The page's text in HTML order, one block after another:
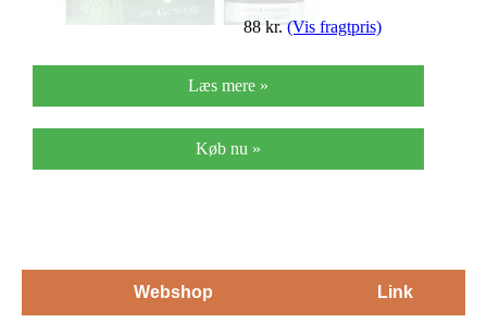
88 kr. (Vis fragtpris)
Læs mere »
Køb nu »
Webshop Link